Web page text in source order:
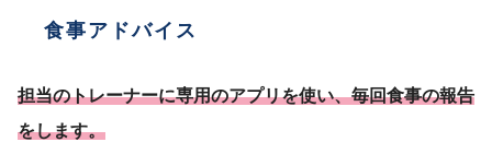
食事アドバイス
担当のトレーナーに専用のアプリを使い、毎回食事の報告
をします。